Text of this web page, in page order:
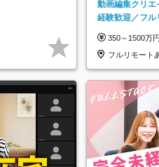
動画編集クリ
経験歓迎／フル
350～1500万円
フルリモート